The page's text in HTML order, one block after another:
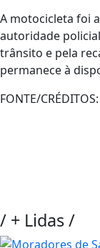
A motocicleta foi
autoridade
trânsito e pela
permanece à
FONTE/CRÉDITOS:
/ + Lidas/